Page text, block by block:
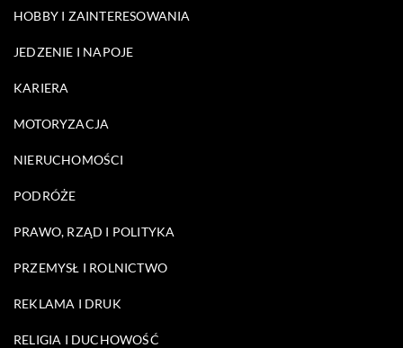
HOBBY I ZAINTERESOWANIA
JEDZENIE I NAPOJE
KARIERA
MOTORYZACJA
NIERUCHOMOŚCI
PODRÓŻE
PRAWO, RZĄD I POLITYKA
PRZEMYSŁ I ROLNICTWO
REKLAMA I DRUK
RELIGIA I DUCHOWOŚĆ